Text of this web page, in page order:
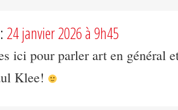
24 janvier 2026 à 9h45
ici pour parler art en général
Klee!